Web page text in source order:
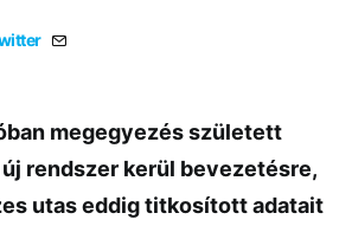
megegyezés született
rendszer kerül bevezetésre,
utas eddig titkosított adatait